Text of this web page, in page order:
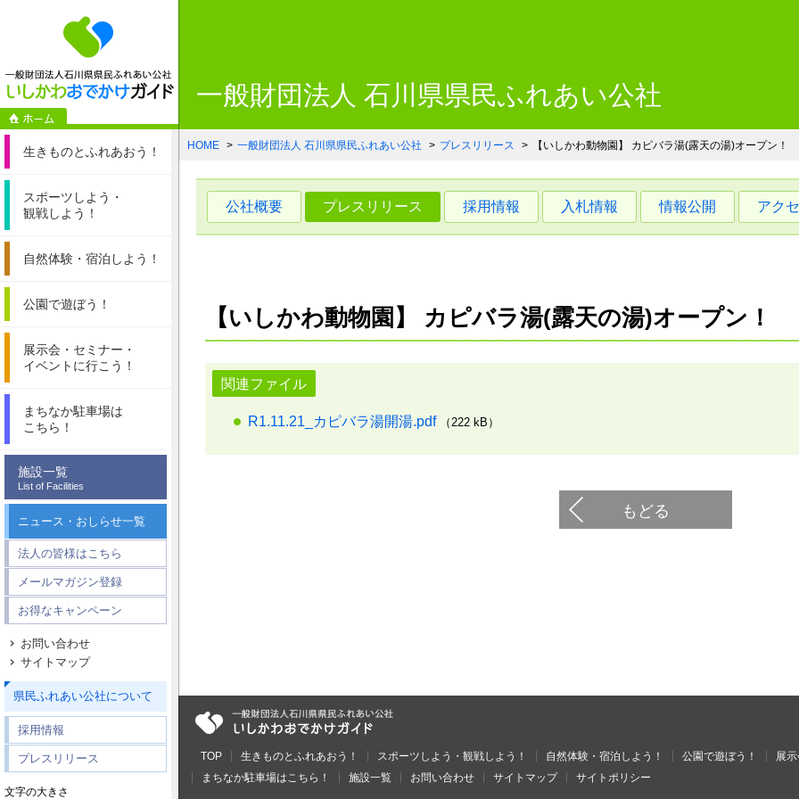
一般財団法人石川県県民ふれあい公社 いしか
生きものとふれあおう！
スポーツしよう・
観戦しよう！
自然体験・ 宿泊しよう！
公園で遊ぼう！
展示会・セミナー・
イベントに行こう！
まちなか駐車場は
こちら！
施設一覧
List of Facilities
ニュース・おしらせ一覧
法人の皆様はこちら
メールマガジン登録
お得なキャンペーン
お問い合わせ
サイトマップ
県民ふれあい公社について
採用情報
プレスリリース
文字の大きさ
一般財団法人 石川県県民ふれあい公社
HOME 一般財団法人 石川県県民ふれあい公社 プレスリリース 【いしかわ動物園】 カピバラ湯(露天の湯)オープン！
公社概要 プレスリリース 採用情報 入札情報 情報公開 アク
【いしかわ動物園】 カピバラ湯(露天の湯)オープン！
関連ファイル
R1.11.21_カピバラ湯開湯.pdf （222 kB）
もどる
TOP 生きものとふれあおう！ スポーツしよう・観戦しよう！ 自然体験・宿泊しよう！ 公園で遊ぼう！
展
まちなか駐車場はこちら！
施設一覧 お問い合わせ サイトマップ サイトポリシー